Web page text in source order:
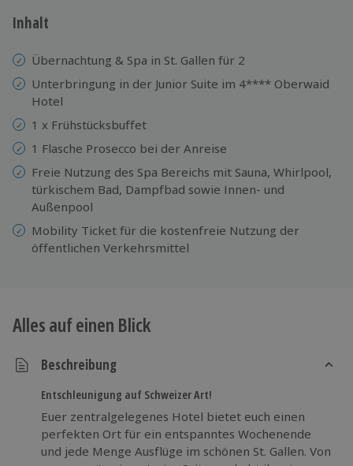
3 Jahre gültig & verlängerbar.
Inhalt
Übernachtung & Spa in St. Gallen für 2
Unterbringung in der Junior Suite im 4**** Oberwaid
Hotel
1 x Frühstücksbuffet
1 Flasche Prosecco bei der Anreise
Freie Nutzung des Spa Bereichs mit Sauna, Whirlpool,
türkischem Bad, Dampfbad sowie Innen- und
Außenpool
Mobility Ticket für die kostenfreie Nutzung der
öffentlichen Verkehrsmittel
Alles auf einen Blick
Beschreibung
Entschleunigung auf Schweizer Art!
Euer zentralgelegenes Hotel bietet euch einen
perfekten Ort für ein entspanntes Wochenende
und jede Menge Ausflüge im schönen St. Gallen. Von